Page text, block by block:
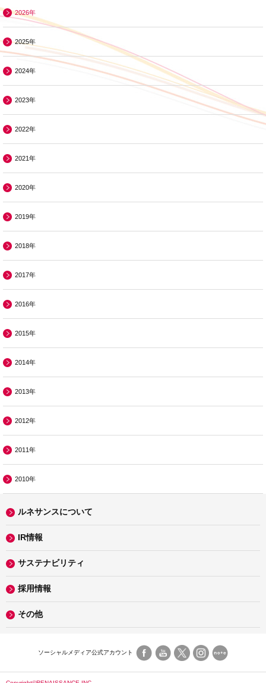
2026年
2025年
2024年
2023年
2022年
2021年
2020年
2019年
2018年
2017年
2016年
2015年
2014年
2013年
2012年
2011年
2010年
ルネサンスについて
IR情報
サステナビリティ
採用情報
その他
ソーシャルメディア公式アカウント